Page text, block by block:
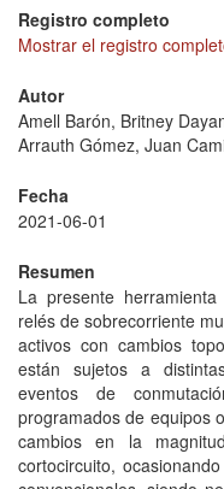
Registro completo
Mostrar el registro
Autor
Amell Barón, Britney
Arrauth Gómez, Juan
Fecha
2021-06-01
Resumen
La presente
relés de sobrecorriente
activos con cambios
están sujetos a
eventos de
programados de equipos
cambios en la
cortocircuito,